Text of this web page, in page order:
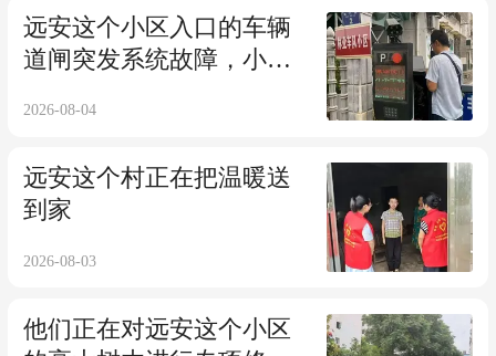
远安这个小区入口的车辆
道闸突发系统故障，小区
2026-08-04
远安这个村正在把温暖送
到家
2026-08-03
他们正在对远安这个小区